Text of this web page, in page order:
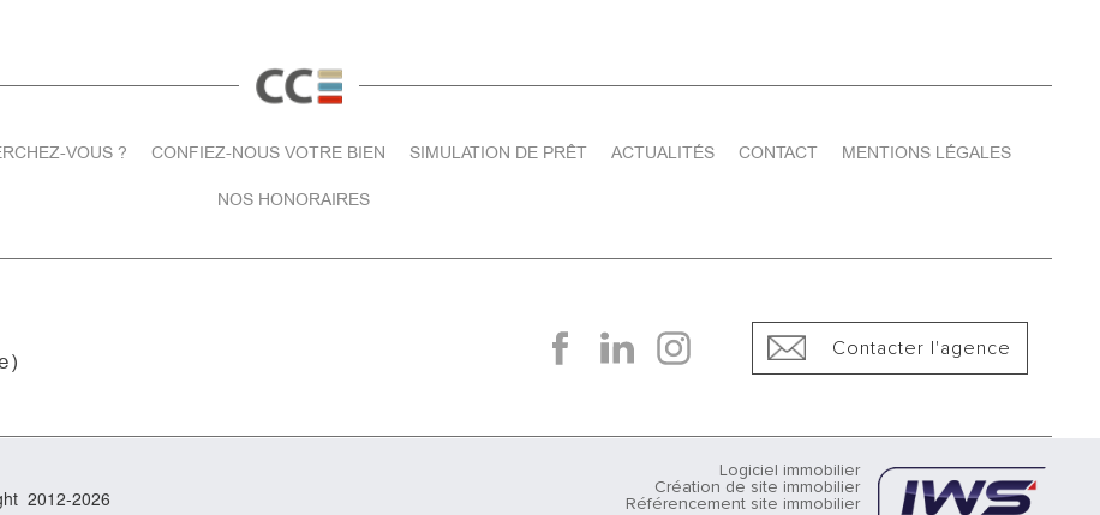
VOUS ? CONFIEZ-NOUS VOTRE BIEN SIMULATION DE PRÊT ACTUALITÉS CONTACT MENTIONS LÉGALES
NOS HONORAIRES
Contacter l'agence
2012-2026
Logiciel immobilier
Création de site immobilier
Référencement site immobilier